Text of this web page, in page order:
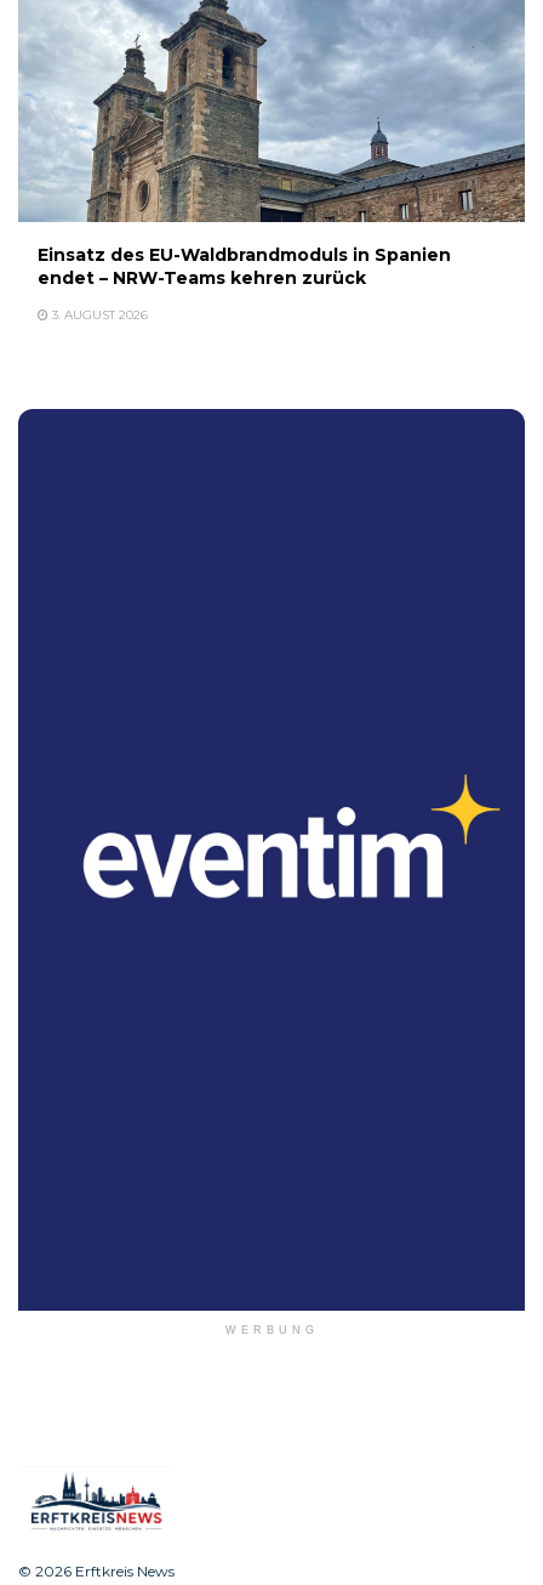
Einsatz des EU-Waldbrandmoduls in Spanien
endet – NRW-Teams kehren zurück
3. AUGUST 2026
WERBUNG
© 2026 Erftkreis News